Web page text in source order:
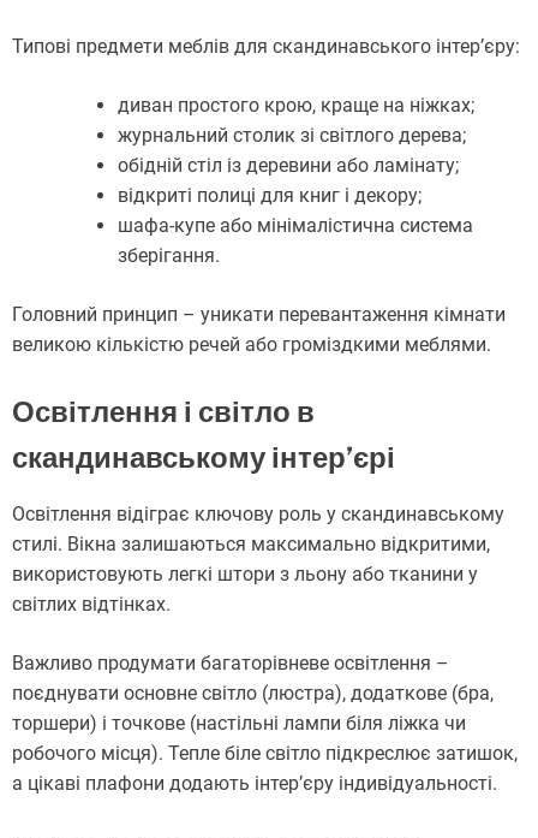
Типові предмети меблів для скандинавського інтер’єру:
диван простого крою, краще на ніжках;
журнальний столик зі світлого дерева;
обідній стіл із деревини або ламінату;
відкриті полиці для книг і декору;
шафа-купе або мінімалістична система
зберігання.
Головний принцип – уникати перевантаження кімнати
великою кількістю речей або громіздкими меблями.
Освітлення і світло в
скандинавському інтер’єрі
Освітлення відіграє ключову роль у скандинавському
стилі. Вікна залишаються максимально відкритими,
використовують легкі штори з льону або тканини у
світлих відтінках.
Важливо продумати багаторівневе освітлення –
поєднувати основне світло (люстра), додаткове (бра,
торшери) і точкове (настільні лампи біля ліжка чи
робочого місця). Тепле біле світло підкреслює затишок,
а цікаві плафони додають інтер’єру індивідуальності.